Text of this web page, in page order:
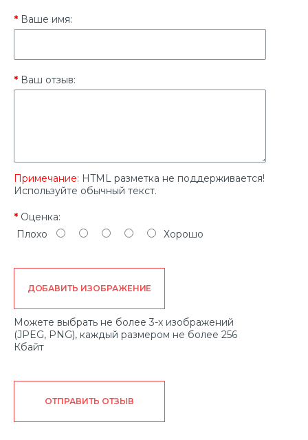
Ваше имя:
Ваш отзыв:
Примечание: HTML разметка не поддерживается!
Используйте обычный текст.
Оценка:
Плохо
Хорошо
ДОБАВИТЬ ИЗОБРАЖЕНИЕ
Можете выбрать не более 3-х изображений
(JPEG, PNG), каждый размером не более 256
Кбайт
ОТПРАВИТЬ ОТЗЫВ